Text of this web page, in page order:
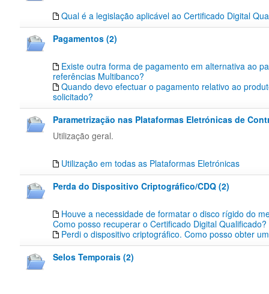
Qual é a legislação aplicável ao Certificado Digital
Pagamentos (2)
Existe outra forma de pagamento em alternativa ao
referências Multibanco?
Quando devo efectuar o pagamento relativo ao
solicitado?
Parametrização nas Plataformas Eletrónicas de
Utilização geral.
Utilização em todas as Plataformas Eletrónicas
Perda do Dispositivo Criptográfico/CDQ (2)
Houve a necessidade de formatar o disco rígido do
Como posso recuperar o Certificado Digital Qualificado?
Perdi o dispositivo criptográfico. Como posso obter
Selos Temporais (2)